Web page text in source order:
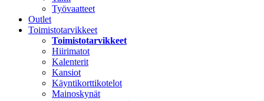
Työvaatteet
Outlet
Toimistotarvikkeet
Toimistotarvikkeet
Hiirimatot
Kalenterit
Kansiot
Käyntikorttikotelot
Mainoskynät